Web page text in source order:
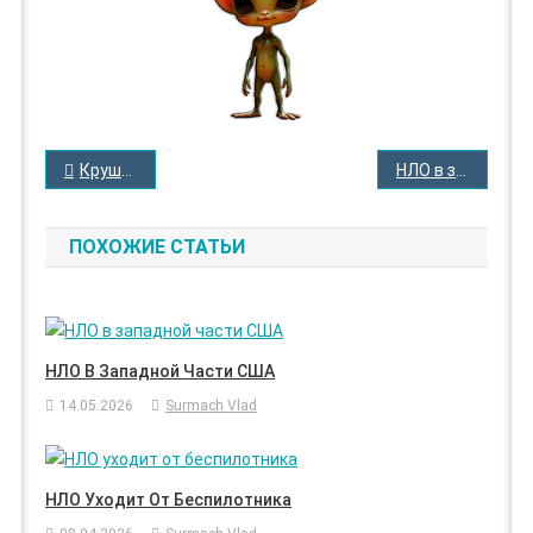
НАВИГАЦИЯ
ПО
Крушение НЛО в Аргентине, 1950 год НЛО в западной части США
ПОХОЖИЕ СТАТЬИ
НЛО В Западной Части США
14.05.2026 Surmach Vlad
НЛО Уходит От Беспилотника